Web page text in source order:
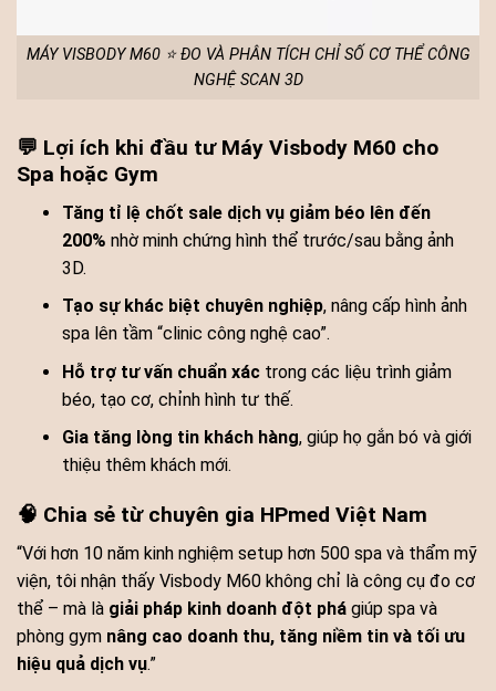
MÁY VISBODY M60 ⭐ ĐO VÀ PHÂN TÍCH CHỈ SỐ CƠ THỂ CÔNG
NGHỆ SCAN 3D
💬 Lợi ích khi đầu tư Máy Visbody M60 cho
Spa hoặc Gym
Tăng tỉ lệ chốt sale dịch vụ giảm béo lên đến
200% nhờ minh chứng hình thể trước/sau bằng ảnh
3D.
Tạo sự khác biệt chuyên nghiệp, nâng cấp hình ảnh
spa lên tầm “clinic công nghệ cao”.
Hỗ trợ tư vấn chuẩn xáctrong các liệu trình giảm
béo, tạo cơ, chỉnh hình tư thế.
Gia tăng lòng tin khách hàng, giúp họ gắn bó và giới
thiệu thêm khách mới.
🧠 Chia sẻ từ chuyên gia HPmed Việt Nam
“Với hơn 10 năm kinh nghiệm setup hơn 500 spa và thẩm mỹ
viện, tôi nhận thấy Visbody M60 không chỉ là công cụ đo cơ
thể – mà là giải pháp kinh doanh đột phá giúp spa và
phòng gym nâng cao doanh thu, tăng niềm tin và tối ưu
hiệu quả dịch vụ.”